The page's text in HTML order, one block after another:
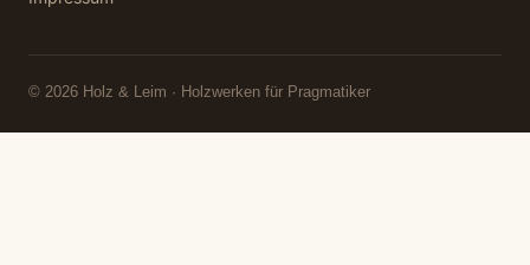
© 2026 Holz & Leim · Holzwerken für Pragmatiker